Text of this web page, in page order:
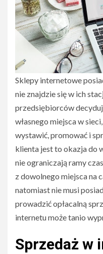
Sklepy internetowe
nie znajdzie się w ich
przedsiębiorców
własnego miejsca w
wystawić, promować i
klienta jest to okazja do
nie ograniczają ramy
z dowolnego miejsca na
natomiast nie musi
prowadzić opłacalną
internetu może tanio
Sprzedaż w